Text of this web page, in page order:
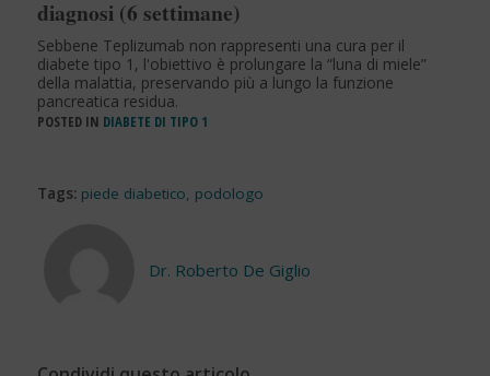
diagnosi (6 settimane)
Sebbene Teplizumab non rappresenti una cura per il
diabete tipo 1, l'obiettivo è prolungare la “luna di miele”
della malattia, preservando più a lungo la funzione
pancreatica residua.
POSTED IN DIABETE DI TIPO 1
Tags: piede diabetico, podologo
Dr. Roberto De Giglio